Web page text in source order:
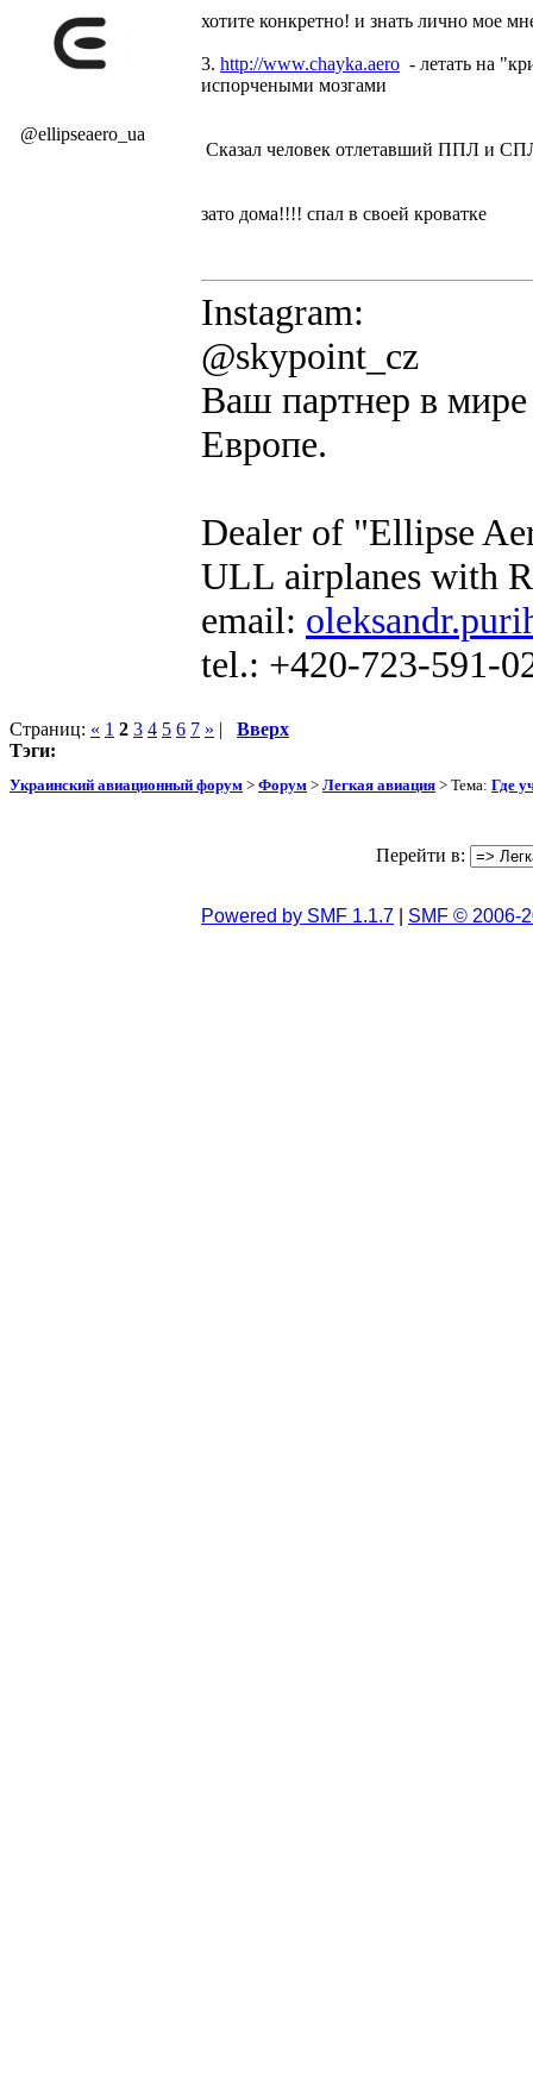
@ellipseaero_ua
хотите конкретно! и знать лично мое
3. http://www.chayka.aero - летать на
испорчеными мозгами
Сказал человек отлетавший ППЛ и
зато дома!!!! спал в своей кроватке
Instagram:
@skypoint_cz
Ваш партнер в
Европе.
Dealer of "Ellipse
ULL airplanes with
email:
tel.: +420-723-591-
Страниц: « 1 2 3 4 5 6 7 » | Вверх
Тэги:
Украинский авиационный форум > Форум > Легкая авиация > Тема: Где
Перейти в:
Powered by SMF 1.1.7 SMF © 2006-